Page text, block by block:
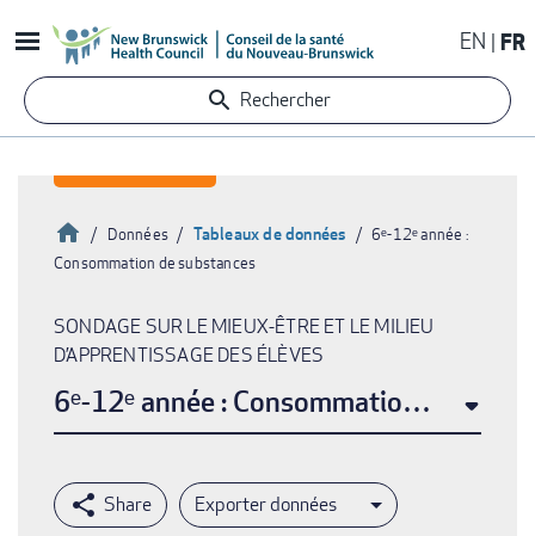
au
contenu
principal
EN FR
Rechercher
d'Ariane
Accueil
Données Tableaux de données
6ᵉ-12ᵉ année :
Consommation de substances
SONDAGE SUR LE MIEUX-ÊTRE ET LE MILIEU
D’APPRENTISSAGE DES ÉLÈVES
6ᵉ-12ᵉ année : Consommation de
Exporter données